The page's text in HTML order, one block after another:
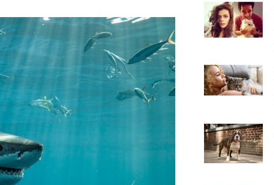
Olması Gereken 23
Hayvansever Ünlü
22.05.2020
Kedi Seven Kadınların Bir Dünya
Harikası Olduğunun 15 Kanıtı
22.05.2020
Türkiye'de Pitbull Beslemek
Yasal mı? 2025 Güncel Durum,
Yasalar ve Cezalar
30.10.2025